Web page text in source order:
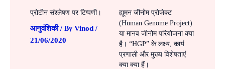
प्रोटीन संश्लेषण पर टिप्पणी।
आनुवंशिकी/ By Vinod /
21/06/2020
ह्यूमन जीनोम प्रोजेक्ट
(Human Genome Project)
या मानव जीनोम परियोजना क्या
है। “HGP” के लक्ष्य, कार्य
प्रणाली और मुख्य विशेषताएं
क्या क्या हैं।